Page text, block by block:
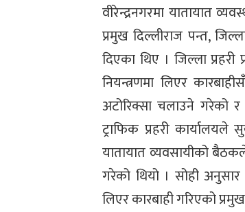
वीरेन्द्रनगरमा यातायात
प्रमुख दिल्लीराज पन्त,
दिएका थिए । जिल्ला
नियन्त्रणमा लिएर
अटोरिक्सा चलाउने गरेको र
ट्राफिक प्रहरी
यातायात व्यवसायीको
गरेको थियो । सोही
लिएर कारबाही गरिएको